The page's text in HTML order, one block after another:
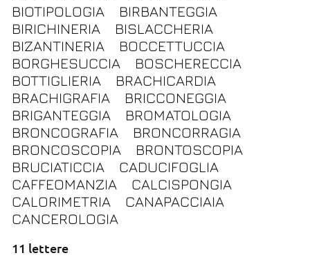
BIOTIPOLOGIA
BIRBANTEGGIA
BIRICHINERIA
BISLACCHERIA
BIZANTINERIA
BOCCETTUCCIA
BORGHESUCCIA
BOSCHERECCIA
BOTTIGLIERIA
BRACHICARDIA
BRACHIGRAFIA
BRICCONEGGIA
BRIGANTEGGIA
BROMATOLOGIA
BRONCOGRAFIA
BRONCORRAGIA
BRONCOSCOPIA
BRONTOSCOPIA
BRUCIATICCIA
CADUCIFOGLIA
CAFFEOMANZIA
CALCISPONGIA
CALORIMETRIA
CANAPACCIAIA
CANCEROLOGIA
11 lettere